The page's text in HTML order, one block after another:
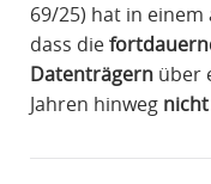
69/25) hat in
dass die
Datenträgernüber
Jahren hinweg